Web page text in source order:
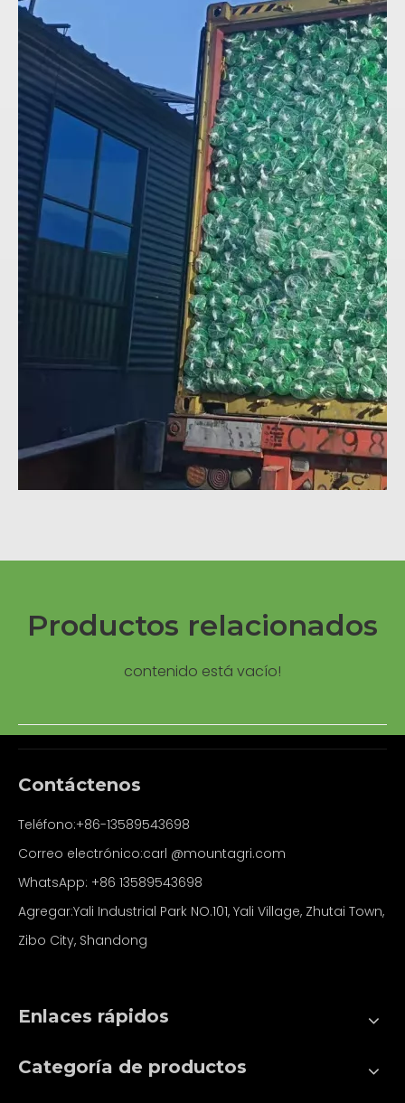
Productos relacionados
contenido está vacío!
Contáctenos
Teléfono:+86-13589543698
Correo electrónico:carl @mountagri.com
WhatsApp: +86 13589543698
Agregar:Yali Industrial Park NO.101, Yali Village, Zhutai Town,
Zibo City, Shandong
Enlaces rápidos
Categoría de productos